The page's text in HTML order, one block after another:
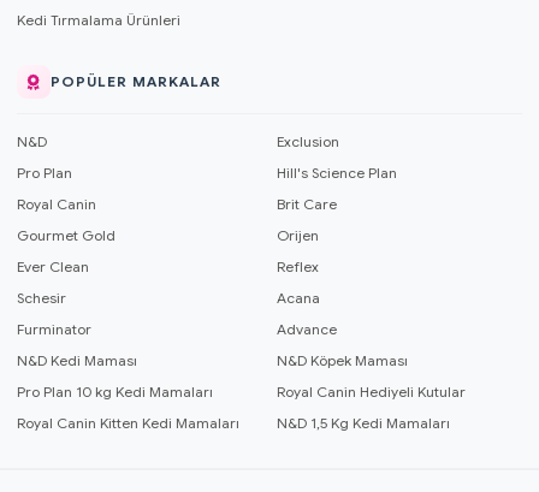
Kedi Tırmalama Ürünleri
POPÜLER MARKALAR
N&D
Exclusion
Pro Plan
Hill's Science Plan
Royal Canin
Brit Care
Gourmet Gold
Orijen
Ever Clean
Reflex
Schesir
Acana
Furminator
Advance
N&D Kedi Maması
N&D Köpek Maması
Pro Plan 10 kg Kedi Mamaları
Royal Canin Hediyeli Kutular
Royal Canin Kitten Kedi Mamaları
N&D 1,5 Kg Kedi Mamaları